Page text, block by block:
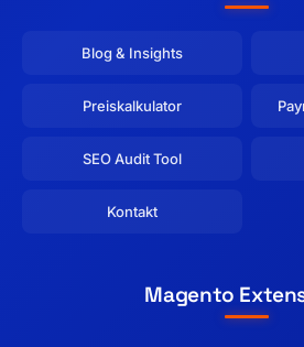
Blog & Insights
Preiskalkulator
SEO Audit Tool
Kontakt
Magento